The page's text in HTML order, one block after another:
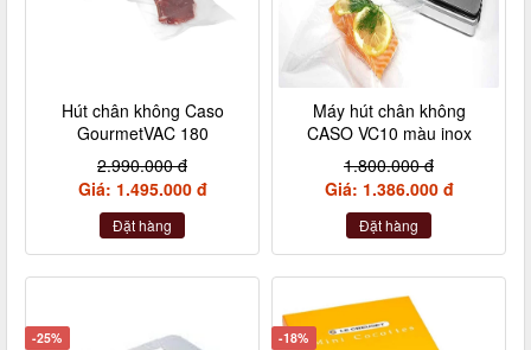
Hút chân không Caso
GourmetVAC 180
2.990.000 đ
Giá: 1.495.000 đ
Đặt hàng
Máy hút chân không
CASO VC10 màu inox
1.800.000 đ
Giá: 1.386.000 đ
Đặt hàng
-25% -18%